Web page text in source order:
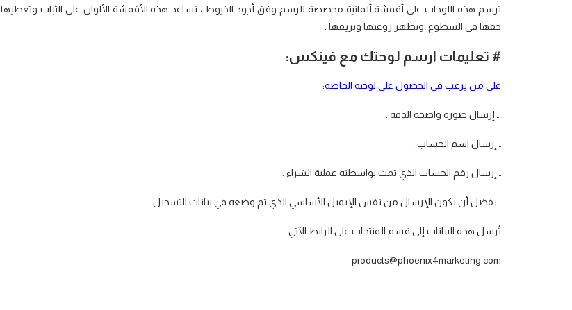
ترسم هذه اللوحات على أقمشة ألمانية مخصصة للرسم وفق أجود الخيوط ، تساعد هذه الأقمشة الألوان على الثبات وتعطيها
حقها في السطوع ،وتظهر روعتها وبريقها .
# تعليمات ارسم لوحتك مع فينكس:
على من يرغب في الحصول على لوحته الخاصة:
ـ إرسال صورة واضحة الدقة .
ـ إرسال اسم الحساب .
ـ إرسال رقم الحساب الذي تمت بواسطته عملية الشراء .
ـ يفضل أن يكون الإرسال من نفس الإيميل الأساسي الذي تم وضعه في بيانات التسجيل .
تُرسل هذه البيانات إلى قسم المنتجات على الرابط الآتي :
products@phoenix4marketing.com